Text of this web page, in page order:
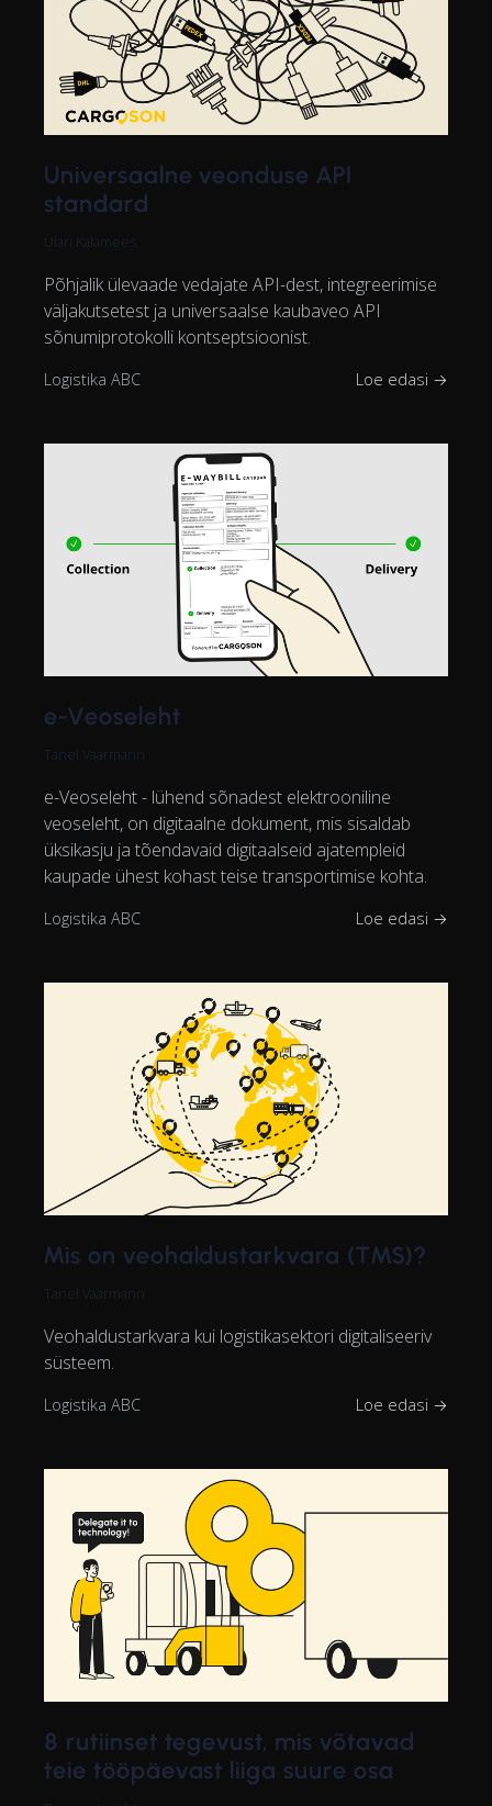
Universaalne veonduse API
standard
Ülari Kalamees
Põhjalik ülevaade vedajate API-dest, integreerimise
väljakutsetest ja universaalse kaubaveo API
sõnumiprotokolli kontseptsioonist.
Logistika ABC Loe edasi →
e-Veoseleht
Tanel Vaarmann
e-Veoseleht - lühend sõnadest elektrooniline
veoseleht, on digitaalne dokument, mis sisaldab
üksikasju ja tõendavaid digitaalseid ajatempleid
kaupade ühest kohast teise transportimise kohta.
Logistika ABC Loe edasi →
Mis on veohaldustarkvara (TMS)?
Tanel Vaarmann
Veohaldustarkvara kui logistikasektori digitaliseeriv
süsteem.
Logistika ABC Loe edasi →
8 rutiinset tegevust, mis võtavad
teie tööpäevast liiga suure osa